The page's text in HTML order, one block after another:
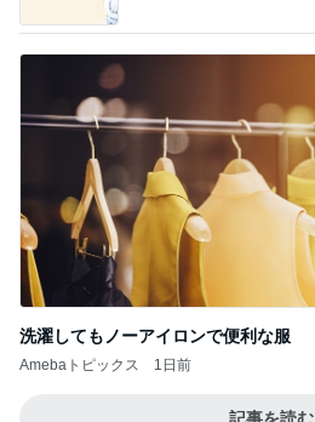
洗濯してもノーアイロンで便利な服
Amebaトピックス 1日前